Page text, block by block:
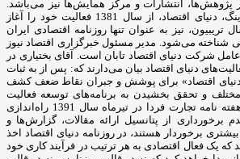
پژوهش‌ها، انتشارات و مرکز همایش‌ها نیز می‌باشد.
اولین زیرمجموعه این هلدینگ، دنیای اقتصاد، از سال 1381 فعالیت خود را آغاز
تریبیون، نیز به عنوان تنها روزنامه اقتصادی ایران
شناخته می‌شود. مدیر مسئول خبرگزاری اقتصاد نیوز
شرکت دنیای اقتصاد تابان است. آقای بختیاری در
دنیای اقتصاد بیان می‌دارند که: پس از به ثبات
اقتصاد» برای پوشش و جبران نقاط ضعف کشف
و تحقق بخشیدن به برنامه‌های توسعه فعالیت
خود، تصمیم گرفته شد تا هفته نامه تجارت فردا در تیرماه سال 1391 راه‌اندازی
برخورداری از پتانسیل ارائه مقالات، گزارش‌ها و
برخوردار هستند، در روزنامه دنیای اقتصاد اخذ
یک فعال اقتصادی به هر ترتیب در فرآیند کاری خود